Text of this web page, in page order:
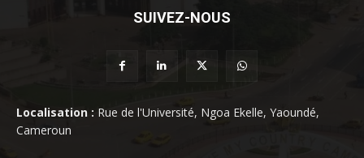
SUIVEZ-NOUS
Localisation : Rue de l'Université, Ngoa Ekelle, Yaoundé,
Cameroun